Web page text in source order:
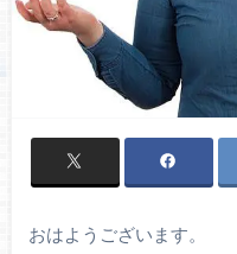
おはようございます。